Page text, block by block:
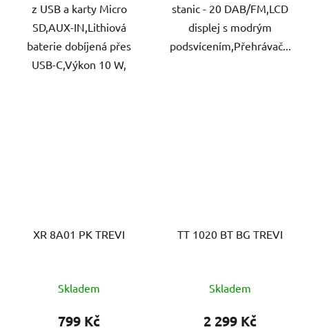
z USB a karty Micro
SD,AUX-IN,Lithiová
baterie dobíjená přes
USB-C,Výkon 10 W,
stanic - 20 DAB/FM,LCD
displej s modrým
podsvícením,Přehrávač...
XR 8A01 PK TREVI
Skladem
799 Kč
TT 1020 BT BG TREVI
Skladem
2 299 Kč